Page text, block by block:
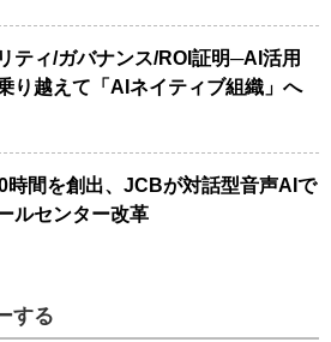
ティ/ガバナンス/ROI証明─AI活用
り越えて「AIネイティブ組織」へ
時間を創出、JCBが対話型音声AIで
ルセンター改革
する